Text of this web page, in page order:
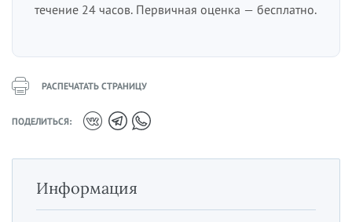
течение 24 часов. Первичная оценка — бесплатно.
РАСПЕЧАТАТЬ СТРАНИЦУ
ПОДЕЛИТЬСЯ:
Информация